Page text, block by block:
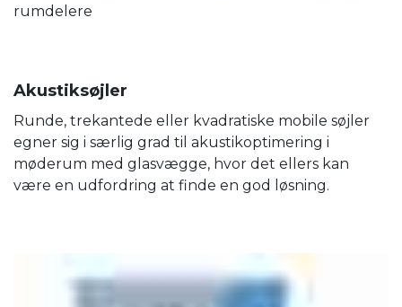
rumdelere
Akustiksøjler
Runde, trekantede eller kvadratiske mobile søjler
egner sig i særlig grad til akustikoptimering i
møderum med glasvægge, hvor det ellers kan
være en udfordring at finde en god løsning.